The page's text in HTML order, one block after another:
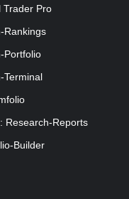
Trader Pro
Rankings
Portfolio
Terminal
Research-Reports
Builder